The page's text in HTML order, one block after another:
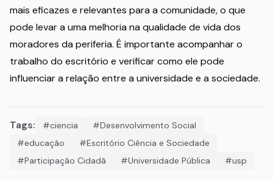
mais eficazes e relevantes para a comunidade, o que
pode levar a uma melhoria na qualidade de vida dos
moradores da periferia. É importante acompanhar o
trabalho do escritório e verificar como ele pode
influenciar a relação entre a universidade e a sociedade.
Tags: #ciencia
#Desenvolvimento Social
#educação
#Escritório Ciência e Sociedade
#Participação Cidadã
#Universidade Pública #usp